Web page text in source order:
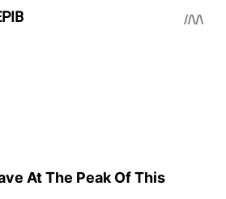
At The Peak Of This